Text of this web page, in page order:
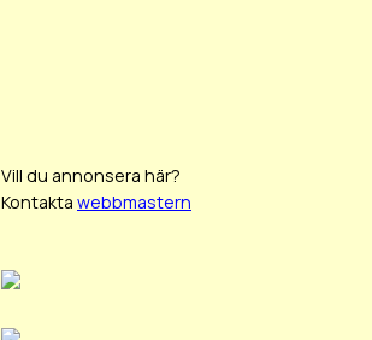
Vill du annonsera här?
Kontakta webbmastern